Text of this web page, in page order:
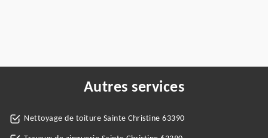
Autres services
Nettoyage de toiture Sainte Christine 63390